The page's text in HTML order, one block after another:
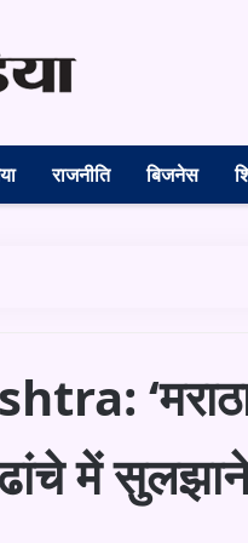
राजनीति बिजनेस
में